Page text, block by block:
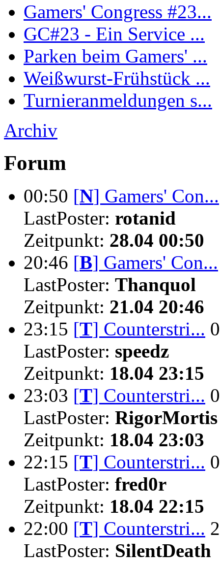
Gamers' Congress #23...
GC#23 - Ein Service ...
Parken beim Gamers' ...
Weißwurst-Frühstück ...
Turnieranmeldungen s...
Archiv
Forum
00:50 [N] Gamers' Con...
LastPoster: rotanid
Zeitpunkt: 28.04 00:50
20:46 [B] Gamers' Con...
LastPoster: Thanquol
Zeitpunkt: 21.04 20:46
23:15 [T] Counterstri... 0
LastPoster: speedz
Zeitpunkt: 18.04 23:15
23:03 [T] Counterstri... 0
LastPoster: RigorMortis
Zeitpunkt: 18.04 23:03
22:15 [T] Counterstri... 0
LastPoster: fred0r
Zeitpunkt: 18.04 22:15
22:00 [T] Counterstri... 2
LastPoster: SilentDeath